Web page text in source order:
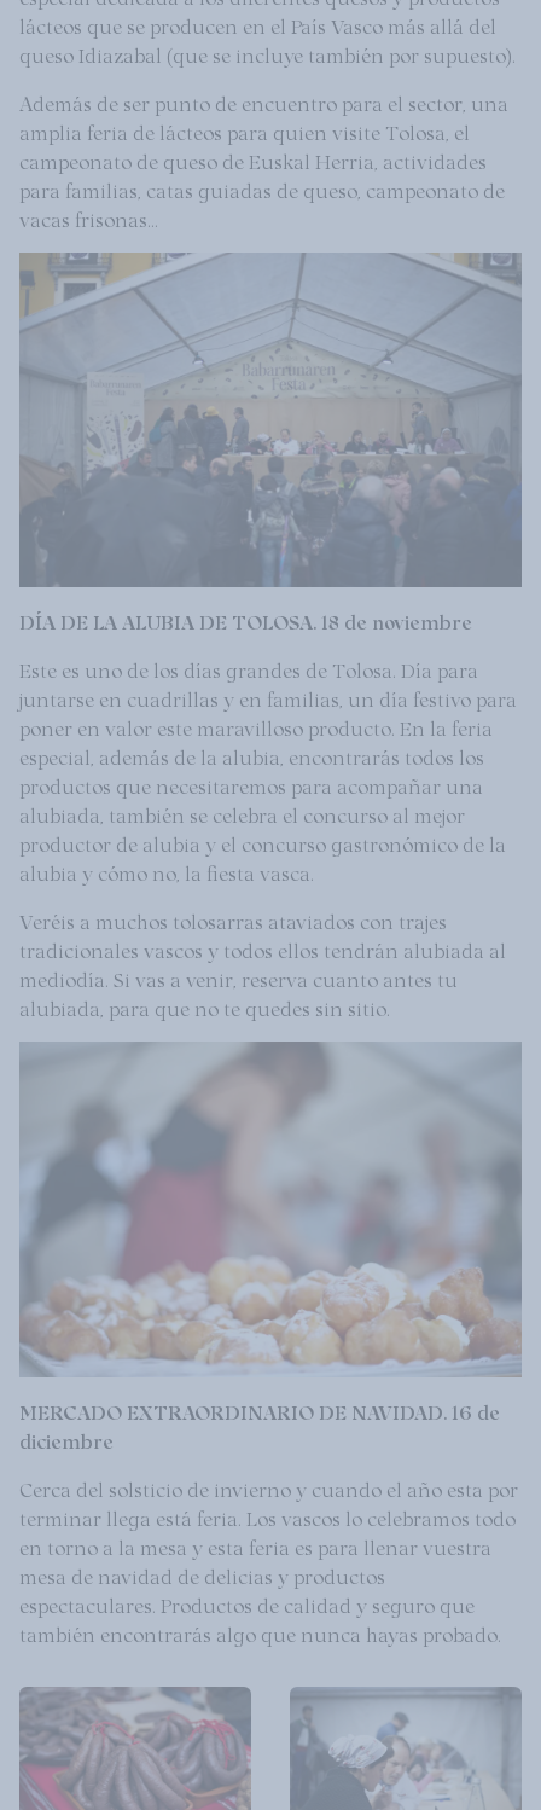
lácteos que se producen en el País Vasco más allá del
queso Idiazabal (que se incluye también por supuesto).
Además de ser punto de encuentro para el sector, una
amplia feria de lácteos para quien visite Tolosa, el
campeonato de queso de Euskal Herria, actividades
para familias, catas guiadas de queso, campeonato de
vacas frisonas...
DÍA DE LA ALUBIA DE TOLOSA. 18 de noviembre
Este es uno de los días grandes de Tolosa. Día para
juntarse en cuadrillas y en familias, un día festivo para
poner en valor este maravilloso producto. En la feria
especial, además de la alubia, encontrarás todos los
productos que necesitaremos para acompañar una
alubiada, también se celebra el concurso al mejor
productor de alubia y el concurso gastronómico de la
alubia y cómo no, la fiesta vasca.
Veréis a muchos tolosarras ataviados con trajes
tradicionales vascos y todos ellos tendrán alubiada al
mediodía. Si vas a venir, reserva cuanto antes tu
alubiada, para que no te quedes sin sitio.
MERCADO EXTRAORDINARIO DE NAVIDAD. 16 de
diciembre
Cerca del solsticio de invierno y cuando el año esta por
terminar llega está feria. Los vascos lo celebramos todo
en torno a la mesa y esta feria es para llenar vuestra
mesa de navidad de delicias y productos
espectaculares. Productos de calidad y seguro que
también encontrarás algo que nunca hayas probado.